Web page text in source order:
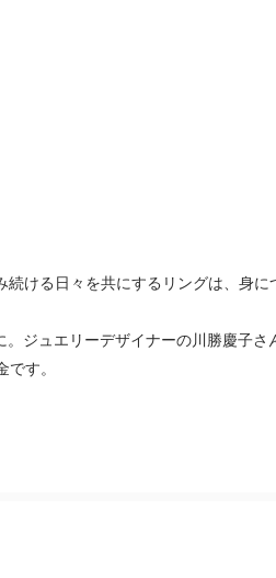
ける日々を共にするリングは、身に
ジュエリーデザイナーの川勝慶子さ
す。